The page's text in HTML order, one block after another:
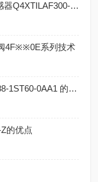
BANNER邦纳美国Q4系列光电传感器Q4XTILAF300-Q8的特点
4F※※0E系列技术
德国SIEMENS西门子PLC 6ES7288-1ST60-0AA1 的特点
的优点